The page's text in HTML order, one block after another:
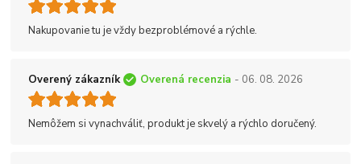
Nakupovanie tu je vždy bezproblémové a rýchle.
Overený zákazník Overená recenzia - 06. 08. 2026
Nemôžem si vynachváliť, produkt je skvelý a rýchlo doručený.